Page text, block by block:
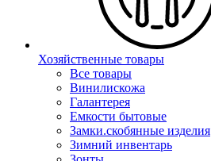
Хозяйственные товары
Все товары
Винилискожа
Галантерея
Емкости бытовые
Замки.скобянные изделия
Зимний инвентарь